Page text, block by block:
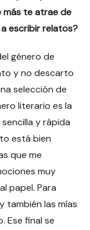
más te atrae de
escribir relatos?
género de
y no descarto
selección de
literario es la
y rápida
está bien
que me
muy
papel. Para
también las mías
Ese final se